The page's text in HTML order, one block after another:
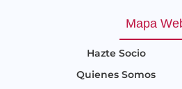
Mapa
Hazte Socio
Quienes Somos